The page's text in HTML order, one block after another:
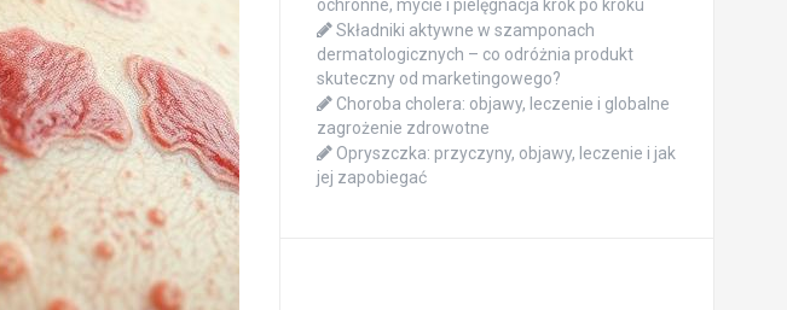
ochronne, mycie i pielęgnacja krok po kroku
Składniki aktywne w szamponach
dermatologicznych – co odróżnia produkt
skuteczny od marketingowego?
Choroba cholera: objawy, leczenie i globalne
zagrożenie zdrowotne
Opryszczka: przyczyny, objawy, leczenie i jak
jej zapobiegać